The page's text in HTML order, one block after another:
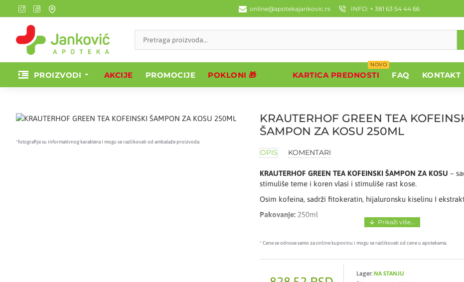
online@apotekajankovic.rs INFO: + 381 63 54 44 66
PROIZVODI AKCIJE PROMOCIJE POKLONI 🎁 KARTICA PREDNOSTI
NOVO
FAQ KONTAKT
*fotografije su informativnog karaktera i mogu se razlikovati od ambalaže proizvoda
KRAUTERHOF GREEN TEA
ŠAMPON ZA KOSU 250ML
OPIS KOMENTARI
KRAUTERHOF GREEN TEA KOFEINSKI ŠAMPON ZA KOSU –
stimuliše teme i koren vlasi i stimuliše rast kose.
Osim kofeina, sadrži fitokeratin, hijaluronsku kiselinu I
Pakovanje: 250ml
* Cene se odnose samo za online kupovinu i mogu se razlikovati od cene u apotekama.
Lager: NA STANJU